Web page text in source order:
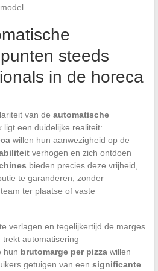
steeds
in de horeca
van de automatische
een duidelijke realiteit:
willen hun aanwezigheid op de
verhogen en zich ontdoen
bieden precies deze vrijheid,
te garanderen, zonder
ter plaatse of vaste
verlagen en tegelijkertijd de marges
automatisering
hun brutomarge per pizzawillen
getuigen van een significante